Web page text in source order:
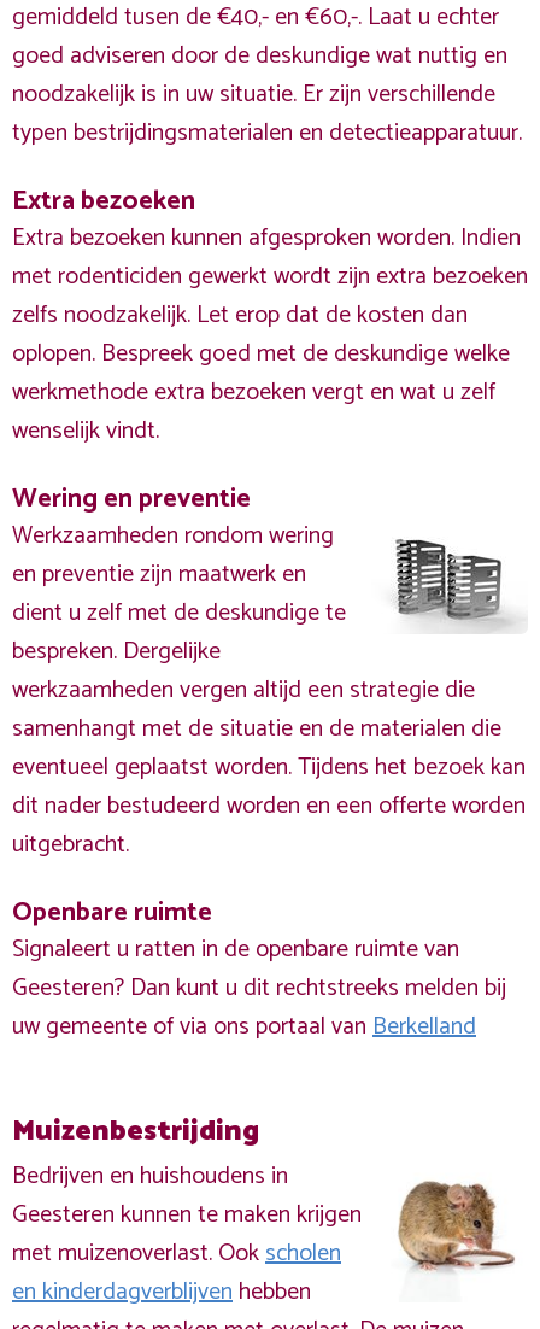
gemiddeld tusen de €40,- en €60,-. Laat u echter
goed adviseren door de deskundige wat nuttig en
noodzakelijk is in uw situatie. Er zijn verschillende
typen bestrijdingsmaterialen en detectieapparatuur.
Extra bezoeken
Extra bezoeken kunnen afgesproken worden. Indien
met rodenticiden gewerkt wordt zijn extra bezoeken
zelfs noodzakelijk. Let erop dat de kosten dan
oplopen. Bespreek goed met de deskundige welke
werkmethode extra bezoeken vergt en wat u zelf
wenselijk vindt.
Wering en preventie
Werkzaamheden rondom wering
en preventie zijn maatwerk en
dient u zelf met de deskundige te
bespreken. Dergelijke
werkzaamheden vergen altijd een strategie die
samenhangt met de situatie en de materialen die
eventueel geplaatst worden. Tijdens het bezoek kan
dit nader bestudeerd worden en een offerte worden
uitgebracht.
Openbare ruimte
Signaleert u ratten in de openbare ruimte van
Geesteren? Dan kunt u dit rechtstreeks melden bij
uw gemeente of via ons portaal vanBerkelland
Muizenbestrijding
Bedrijven en huishoudens in
Geesteren kunnen te maken krijgen
met muizenoverlast. Ookscholen
en kinderdagverblijvenhebben